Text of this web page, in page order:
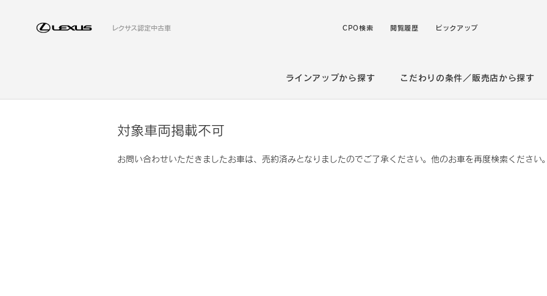
レクサス認定中古車 CPO検索 閲覧履歴 ピックアップ
ラインアップから探す こだわりの条件／販売店から探す
対象車両掲載不可
お問い合わせいただきましたお車は、売約済みとなりましたのでご了承ください。他のお車を再度検索ください